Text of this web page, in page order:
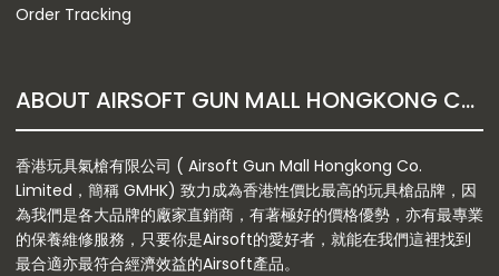
Order Tracking
ABOUT AIRSOFT GUN MALL HONGKONG CO. LTD
香港玩具氣槍有限公司 ( Airsoft Gun Mall Hongkong Co.
Limited，簡稱 GMHK) 致力成為香港性價比最高的玩具槍品牌，因
為我們是各大品牌的廠家直銷商，有著極好的價格優勢，亦有最專業
的保養維修服務，只要你是Airsoft的愛好者，就能在我們這裡找到
最合適亦最符合經濟效益的Airsoft產品。